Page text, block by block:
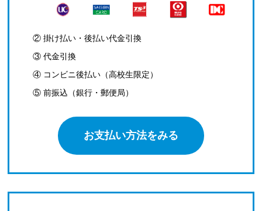
② 掛け払い・後払い代金引換
③ 代金引換
④ コンビニ後払い（高校生限定）
⑤ 前振込（銀行・郵便局）
お支払い方法をみる